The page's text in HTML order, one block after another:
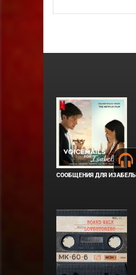
СООБЩЕНИЯ ДЛЯ ИЗАБЕЛЬ